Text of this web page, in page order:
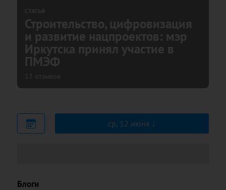
СТАТЬЯ
Строительство, цифровизация
и развитие нацпроектов: мэр
Иркутска принял участие в
ПМЭФ
13 отзывов
ср, 12 июня
Блоги